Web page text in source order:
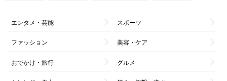
エンタメ・芸能 スポーツ
ファッション 美容・ケア
おでかけ・旅行 グルメ